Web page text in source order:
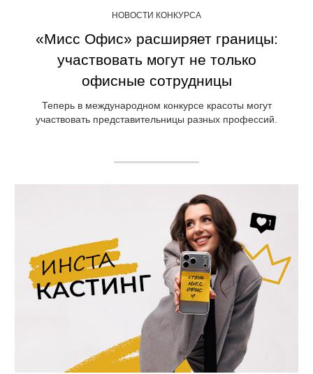
НОВОСТИ КОНКУРСА
«Мисс Офис» расширяет границы:
участвовать могут не только
офисные сотрудницы
Теперь в международном конкурсе красоты могут
участвовать представительницы разных профессий.